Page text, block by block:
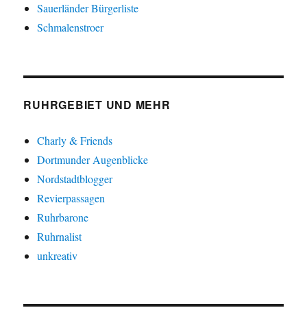
Sauerländer Bürgerliste
Schmalenstroer
RUHRGEBIET UND MEHR
Charly & Friends
Dortmunder Augenblicke
Nordstadtblogger
Revierpassagen
Ruhrbarone
Ruhrnalist
unkreativ